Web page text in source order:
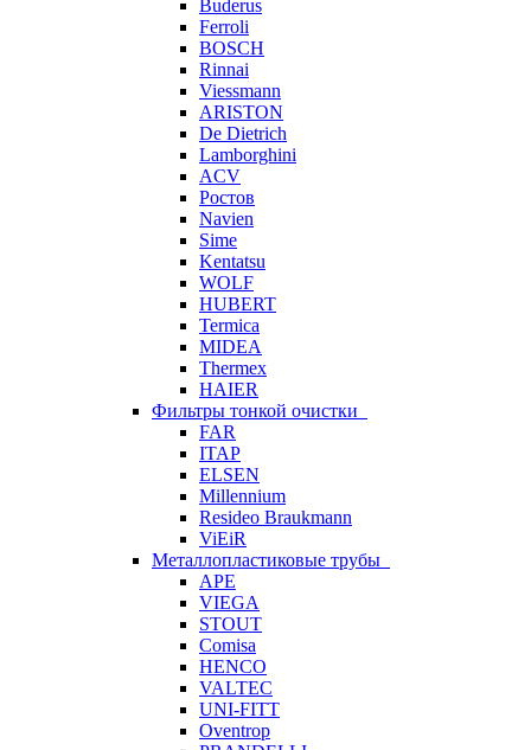
Buderus
Ferroli
BOSCH
Rinnai
Viessmann
ARISTON
De Dietrich
Lamborghini
ACV
Ростов
Navien
Sime
Kentatsu
WOLF
HUBERT
Termica
MIDEA
Thermex
HAIER
Фильтры тонкой очистки
FAR
ITAP
ELSEN
Millennium
Resideo Braukmann
ViEiR
Металлопластиковые трубы
APE
VIEGA
STOUT
Comisa
HENCO
VALTEC
UNI-FITT
Oventrop